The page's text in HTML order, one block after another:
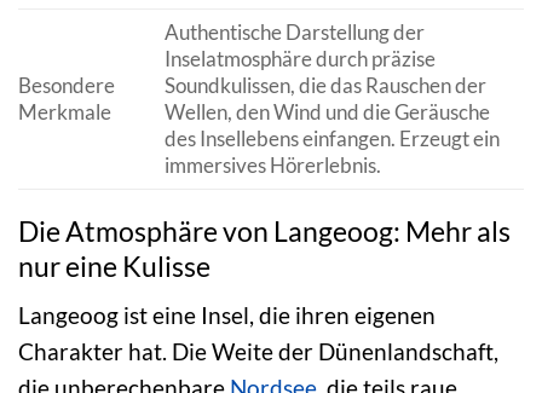
Besondere
Merkmale
Authentische Darstellung der
Inselatmosphäre durch präzise
Soundkulissen, die das Rauschen der
Wellen, den Wind und die Geräusche
des Insellebens einfangen. Erzeugt ein
immersives Hörerlebnis.
Die Atmosphäre von Langeoog: Mehr als
nur eine Kulisse
Langeoog ist eine Insel, die ihren eigenen
Charakter hat. Die Weite der Dünenlandschaft,